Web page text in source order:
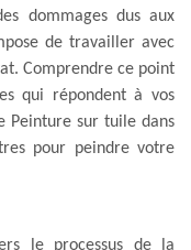
dommages dus aux
de travailler avec
Comprendre ce point
qui répondent à vos
Peinture sur tuile dans
pour peindre votre
le processus de la